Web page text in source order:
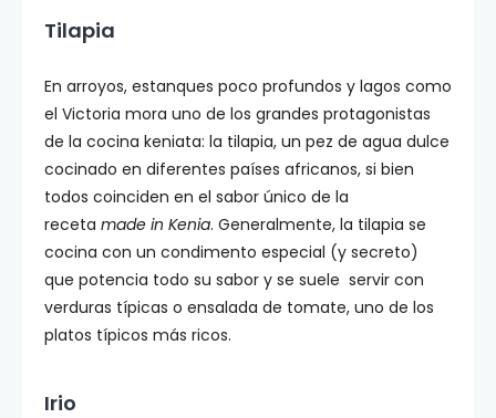
Tilapia
En arroyos, estanques poco profundos y lagos como
el Victoria mora uno de los grandes protagonistas
de la cocina keniata: la tilapia, un pez de agua dulce
cocinado en diferentes países africanos, si bien
todos coinciden en el sabor único de la
receta made in Kenia. Generalmente, la tilapia se
cocina con un condimento especial (y secreto)
que potencia todo su sabor y se suele servir con
verduras típicas o ensalada de tomate, uno de los
platos típicos más ricos.
Irio